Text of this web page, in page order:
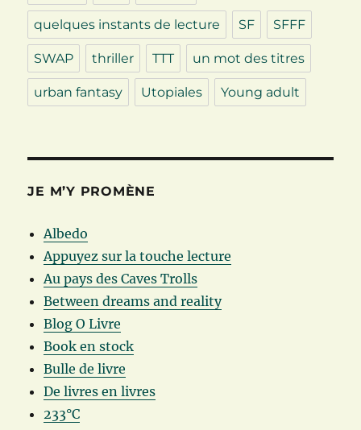
quelques instants de lecture SF SFFF
SWAP thriller TTT un mot des titres
urban fantasy Utopiales Young adult
JE M’Y PROMÈNE
Albedo
Appuyez sur la touche lecture
Au pays des Caves Trolls
Between dreams and reality
Blog O Livre
Book en stock
Bulle de livre
De livres en livres
233°C